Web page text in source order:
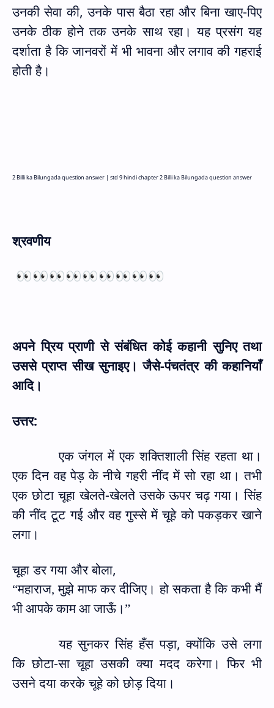
उनकी सेवा की,उनके पास बैठा रहा और बिना खाए-पिए
उनके ठीक होने तक उनके साथ रहा। यह प्रसंग यह
दर्शाता है कि जानवरों में भी भावना और लगाव की गहराई
होती है।
2 Billi ka Bilungada question answer | std 9 hindi chapter 2 Billi ka Bilungada question answer
श्रवणीय
👀👀👀👀👀👀👀👀👀
अपने प्रिय प्राणी से संबंधित कोई कहानी सुनिए तथा
उससे प्राप्त सीख सुनाइए। जैसे-पंचतंत्र की कहानियाँ
आदि।
उत्तर:
एक जंगल में एक शक्तिशाली सिंह रहता था।
एक दिन वह पेड़ के नीचे गहरी नींद में सो रहा था। तभी
एक छोटा चूहा खेलते-खेलते उसके ऊपर चढ़ गया। सिंह
की नींद टूट गई और वह गुस्से में चूहे को पकड़कर खाने
लगा।
चूहा डर गया और बोला,
“महाराज,मुझे माफ कर दीजिए। हो सकता है कि कभी मैं
भी आपके काम आ जाऊँ।”
यह सुनकर सिंह हँस पड़ा,क्योंकि उसे लगा
कि छोटा-सा चूहा उसकी क्या मदद करेगा। फिर भी
उसने दया करके चूहे को छोड़ दिया।